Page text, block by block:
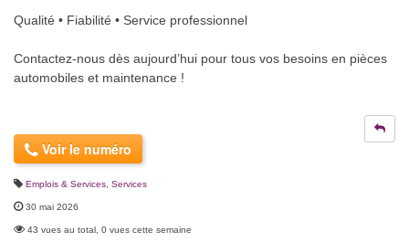
Qualité • Fiabilité • Service professionnel
Contactez-nous dès aujourd’hui pour tous vos besoins en pièces
automobiles et maintenance !
Voir le numéro
Emplois & Services Services
30 mai 2026
43 vues au total, 0 vues cette semaine